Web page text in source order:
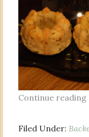
Continue reading
Filed Under: